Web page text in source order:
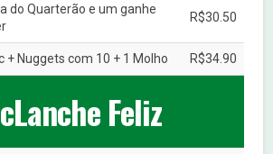
do Quarterão e um ganhe
R$30.50
+ Nuggets com 10 + 1 Molho R$34.90
Feliz